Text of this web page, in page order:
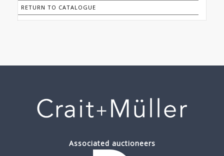
RETURN TO CATALOGUE
Associated auctioneers